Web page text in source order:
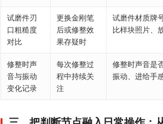
试磨件刃
口粗糙度
对比
更换金刚笔
后或修整效
果存疑时
试磨件材质牌
比样块照片、
修整时声
音与振动
变化记录
每次修整过
程中持续关
注
修整时声音是
振动、进给手